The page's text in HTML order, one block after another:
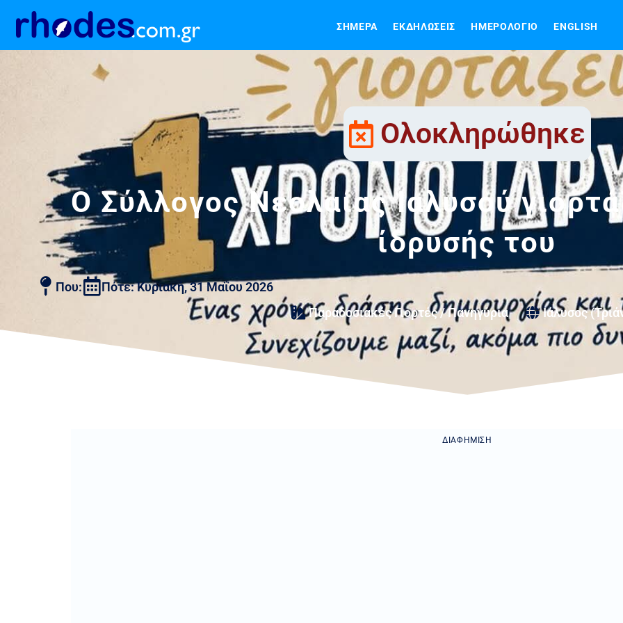
ΣΉΜΕΡΑ ΕΚΔΗΛΏΣΕΙΣ ΗΜΕΡΟΛΌΓΙΟ ENGLISH
Ολοκληρώθηκε
Ο Σύλλογος Νεολαίας Ιαλυσού
ίδρυσής του
Που:
Πότε: Κυριακή, 31 Μαΐου 2026
Παραδοσιακές Γιορτές / Πανηγύρια
Ιάλυσος
ΔΙΑΦΉΜΙΣΗ